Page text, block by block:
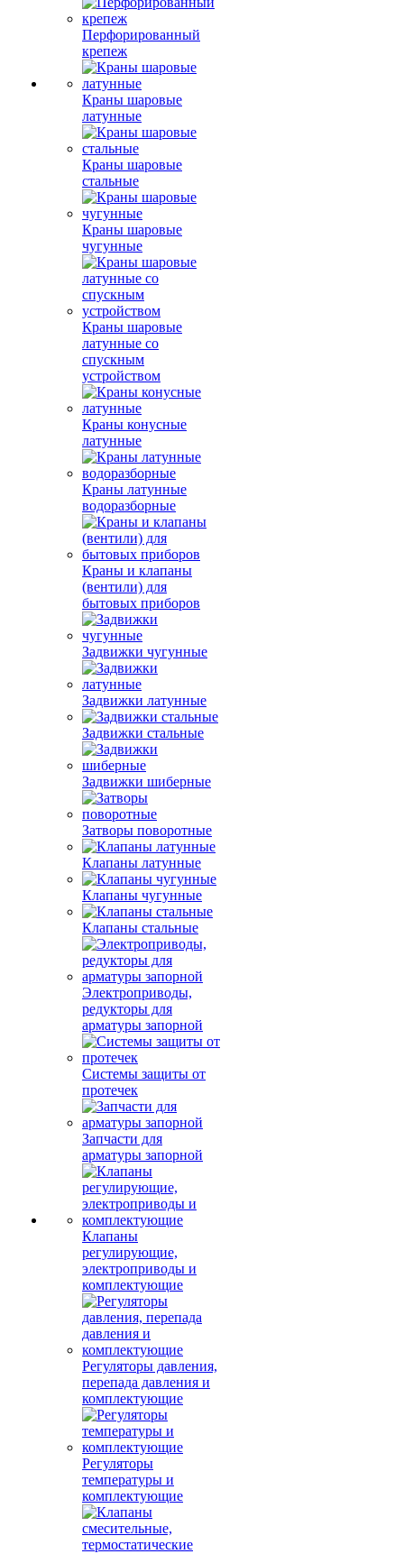
Перфорированный
крепеж
Краны шаровые
латунные
Краны шаровые
стальные
Краны шаровые
чугунные
Краны шаровые
латунные со
спускным
устройством
Краны конусные
латунные
Краны латунные
водоразборные
Краны и клапаны
(вентили) для
бытовых приборов
Задвижки чугунные
Задвижки латунные
Задвижки стальные
Задвижки шиберные
Затворы поворотные
Клапаны латунные
Клапаны чугунные
Клапаны стальные
Электроприводы,
редукторы для
арматуры запорной
Системы защиты от
протечек
Запчасти для
арматуры запорной
Клапаны
регулирующие,
электроприводы и
комплектующие
Регуляторы давления,
перепада давления и
комплектующие
Регуляторы
температуры и
комплектующие